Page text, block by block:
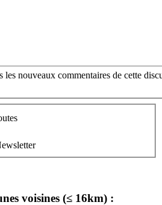
les nouveaux commentaires de cette
voisines (≤ 16km) :